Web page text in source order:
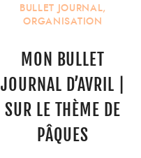
BULLET JOURNAL,
ORGANISATION
MON BULLET
JOURNAL D’AVRIL |
SUR LE THÈME DE
PÂQUES